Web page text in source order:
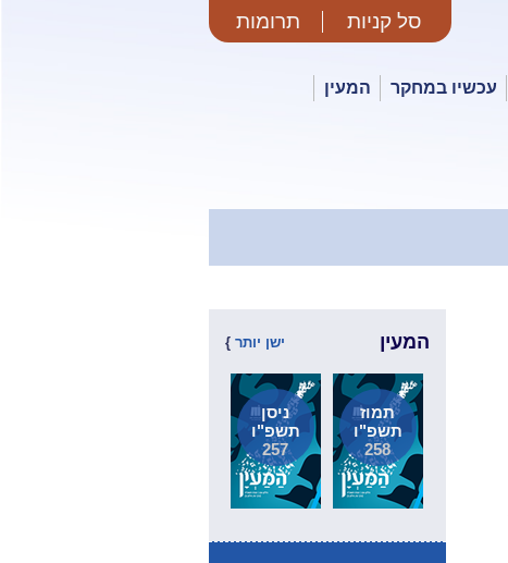
סל קניות תרומות
עכשיו במחקר
המעין
המעין ישן יותר }
תמוז
תשפ"ו
258
ניסן
תשפ"ו
257